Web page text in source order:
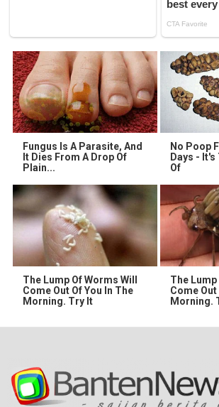
Fungus Is A Parasite, And
It Dies From A Drop Of
Plain...
No Poop
Days -
Of
The Lump Of Worms Will
Come Out Of You In The
Morning. Try It
The Lump
Come
Morning.